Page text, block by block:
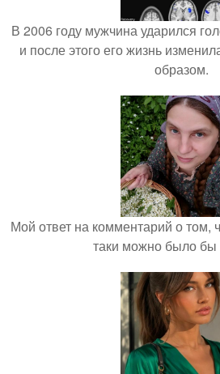
В 2006 году мужчина ударился
и после этого его жизнь
образом.
Мой ответ на комментарий о том,
таки можно было бы